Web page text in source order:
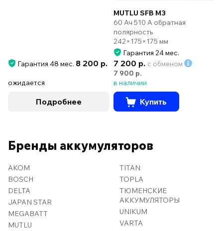
Гарантия 48 мес. 8 200 р.
ожидается
Подробнее
MUTLU SFB M3
60 Ач 510 А обратная
полярность
242×175×175 мм
Гарантия 24 мес.
7 200 р. с обменом
7 900 р.
в наличии
Купить
Бренды аккумуляторов
AKOM
BOSCH
DELTA
JAPAN STAR
MEGABATT
MUTLU
TITAN
TOPLA
ТЮМЕНСКИЕ
АККУМУЛЯТОРЫ
UNIKUM
VARTA